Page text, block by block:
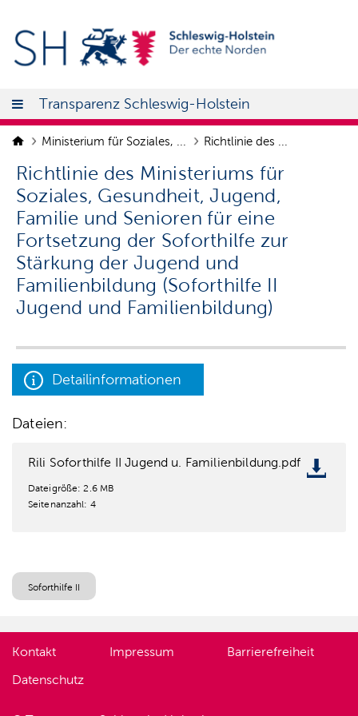
Transparenz Schleswig-Holstein
Ministerium für Soziales, ... Richtlinie des ...
Richtlinie des Ministeriums für
Soziales, Gesundheit, Jugend,
Familie und Senioren für eine
Fortsetzung der Soforthilfe zur
Stärkung der Jugend und
Familienbildung (Soforthilfe II
Jugend und Familienbildung)
Detailinformationen
Dateien:
Rili Soforthilfe II Jugend u. Familienbildung.pdf
Dateigröße: 2.6 MB
Seitenanzahl: 4
Soforthilfe II
Kontakt Impressum Barrierefreiheit
Datenschutz